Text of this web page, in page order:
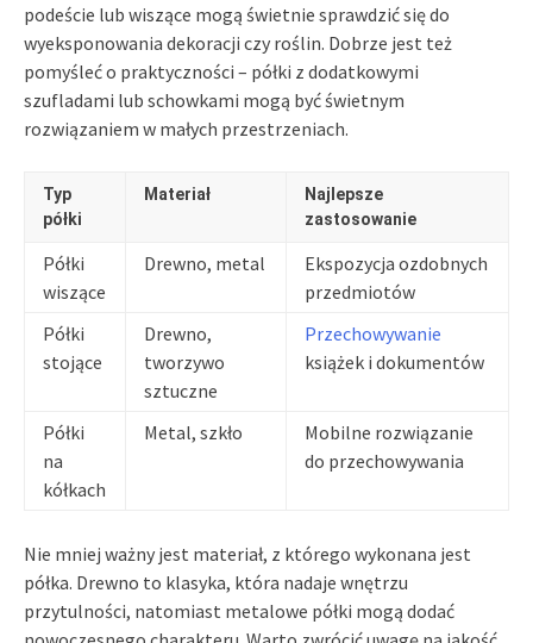
podeście lub wiszące mogą świetnie sprawdzić się do
wyeksponowania dekoracji czy roślin. Dobrze jest też
pomyśleć o praktyczności – półki z dodatkowymi
szufladami lub schowkami mogą być świetnym
rozwiązaniem w małych przestrzeniach.
Typ
półki
Materiał
Najlepsze
zastosowanie
Półki
wiszące
Drewno, metal
Ekspozycja ozdobnych
przedmiotów
Półki
stojące
Drewno,
tworzywo
sztuczne
Przechowywanie
książek i dokumentów
Półki
na
kółkach
Metal, szkło
Mobilne rozwiązanie
do przechowywania
Nie mniej ważny jest materiał, z którego wykonana jest
półka. Drewno to klasyka, która nadaje wnętrzu
przytulności, natomiast metalowe półki mogą dodać